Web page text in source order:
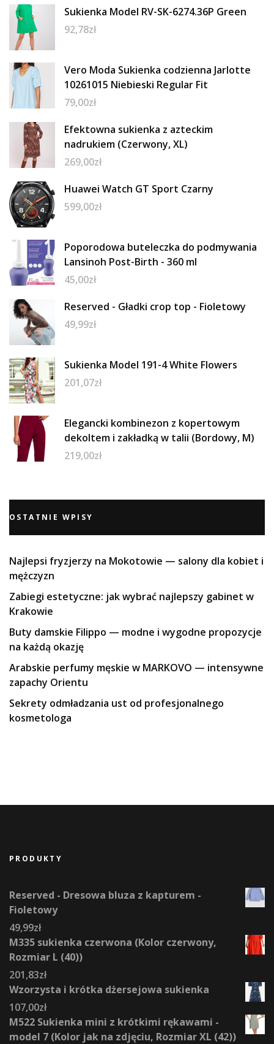
Sukienka Model RV-SK-6274.36P Green
92,78zł
Vero Moda Sukienka codzienna Jarlotte
10261015 Niebieski Regular Fit
79,00zł
Efektowna sukienka z azteckim
nadrukiem (Czerwony, XL)
269,00zł
Huawei Watch GT Sport Czarny
599,00zł
Poporodowa buteleczka do podmywania
Lansinoh Post-Birth - 360 ml
45,00zł
Reserved - Gładki crop top - Fioletowy
49,99zł
Sukienka Model 191-4 White Flowers
201,07zł
Elegancki kombinezon z kopertowym
dekoltem i zakładką w talii (Bordowy, M)
219,00zł
OSTATNIE WPISY
Najlepsi fryzjerzy na Mokotowie — salony dla kobiet i
mężczyzn
Zabiegi estetyczne: jak wybrać najlepszy gabinet w
Krakowie
Buty damskie Filippo — modne i wygodne propozycje
na każdą okazję
Arabskie perfumy męskie w MARKOVO — intensywne
zapachy Orientu
Sekrety odmładzania ust od profesjonalnego
kosmetologa
PRODUKTY
Reserved - Dresowa bluza z kapturem -
Fioletowy
49,99zł
M335 sukienka czerwona (Kolor czerwony,
Rozmiar L (40))
201,83zł
Wzorzysta i krótka dżersejowa sukienka
107,00zł
M522 Sukienka mini z krótkimi rękawami -
model 7 (Kolor jak na zdjęciu, Rozmiar XL (42))